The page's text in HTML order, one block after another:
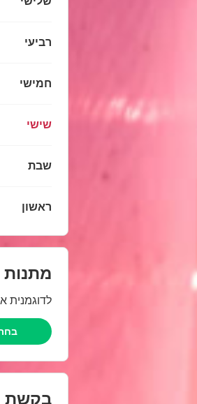
רביעי
חמישי
שישי
שבת
ראשון
מתנות
לדוגמנית
בקשת